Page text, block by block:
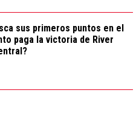
sus primeros puntos en el
paga la victoria de River